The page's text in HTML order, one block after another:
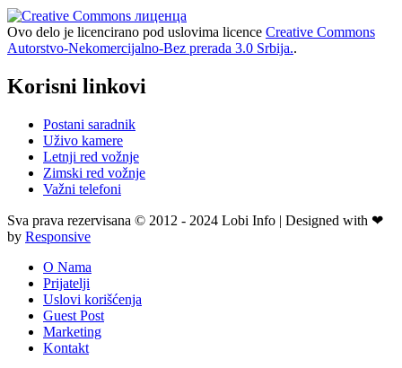
Ovo delo je licencirano pod uslovima licence Creative Commons
Autorstvo-Nekomercijalno-Bez prerada 3.0 Srbija..
Korisni linkovi
Postani saradnik
Uživo kamere
Letnji red vožnje
Zimski red vožnje
Važni telefoni
Sva prava rezervisana © 2012 - 2024 Lobi Info | Designed with ❤
by Responsive
O Nama
Prijatelji
Uslovi korišćenja
Guest Post
Marketing
Kontakt